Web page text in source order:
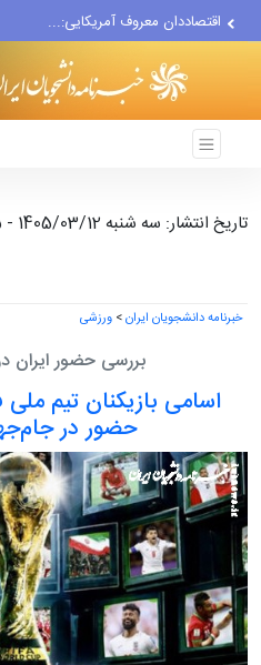
معامله با گرگِ آمریکایی،...
دستیار قلعه‌نویی مربی تیم...
اقتصاددان معروف آمریکایی:...
انتشار اخبار جعلی توسط...
تاریخ انتشار: سه شنبه 1405/03/12 - 11:35
خبرنامه دانشجویان ایران> ورزشی
بررسی حضور ایران
حضور در